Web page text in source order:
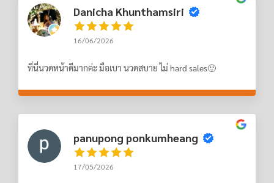
Danicha Khunthamsiri
16/06/2026
ที่นี่นวดหน้าดีมากค่ะ มือเบา นวดสบาย ไม่ hard sales🙂
panupong ponkumheang
17/05/2026